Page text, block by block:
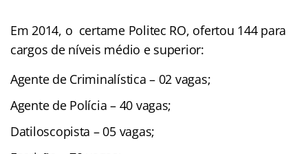
Em 2014, o certame Politec RO, ofertou 144 para
cargos de níveis médio e superior:
Agente de Criminalística – 02 vagas;
Agente de Polícia – 40 vagas;
Datiloscopista – 05 vagas;